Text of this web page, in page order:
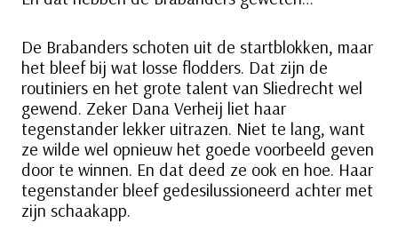
De Brabanders schoten uit de startblokken, maar
het bleef bij wat losse flodders. Dat zijn de
routiniers en het grote talent van Sliedrecht wel
gewend. Zeker Dana Verheij liet haar
tegenstander lekker uitrazen. Niet te lang, want
ze wilde wel opnieuw het goede voorbeeld geven
door te winnen. En dat deed ze ook en hoe. Haar
tegenstander bleef gedesilussioneerd achter met
zijn schaakapp.